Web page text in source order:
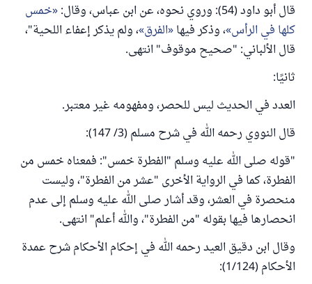
قال أبو داود (54): وروي نحوه، عن ابن عباس، وقال:
خمس
كلها في الرأس ، وذكر فيها الفرق ، ولم يذكر إعفاء اللحية"،
قال الألباني: "صحيح موقوف" انتهى.
ثانيًا:
العدد في الحديث ليس للحصر، ومفهومه غير معتبر.
قال النووي رحمه الله في شرح مسلم (3/ 147):
"قوله صلى الله عليه وسلم "الفطرة خمس": فمعناه خمس من
الفطرة، كما في الرواية الأخرى "عشر من الفطرة"، وليست
منحصرة في العشر، وقد أشار صلى الله عليه وسلم إلى عدم
انحصارها فيها بقوله "من الفطرة"، والله أعلم" انتهى.
وقال ابن دقيق العيد رحمه الله في إحكام الأحكام شرح عمدة
الأحكام (1/124):